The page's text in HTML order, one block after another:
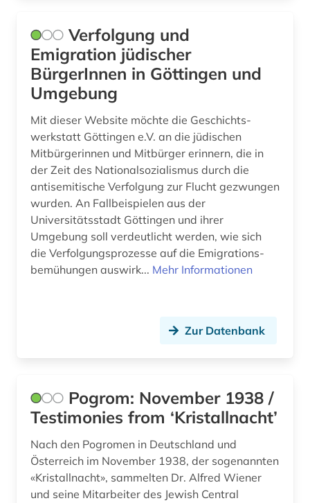
Verfolgung und
Emigration jüdischer
BürgerInnen in Göttingen und
Umgebung
Mit dieser Website möchte die Geschichts­
werkstatt Göttingen e.V. an die jüdischen
Mitbürgerinnen und Mitbürger erinnern, die in
der Zeit des Nationalsozialismus durch die
antisemitische Verfolgung zur Flucht gezwungen
wurden. An Fallbeispielen aus der
Universitätsstadt Göttingen und ihrer
Umgebung soll verdeutlicht werden, wie sich
die Verfolgungsprozesse auf die Emigrations­
bemühungen auswirk... Mehr Informationen
Zur Datenbank
Pogrom: November 1938 /
Testimonies from ‘Kristallnacht’
Nach den Pogromen in Deutschland und
Österreich im November 1938, der sogenannten
«Kristallnacht», sammelten Dr. Alfred Wiener
und seine Mitarbeiter des Jewish Central